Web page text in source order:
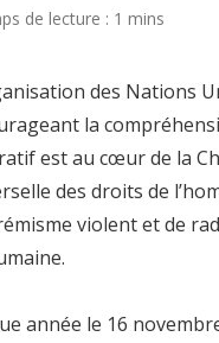
des Nations
la
est au cœur de la
des droits de
violent et de
année le 16